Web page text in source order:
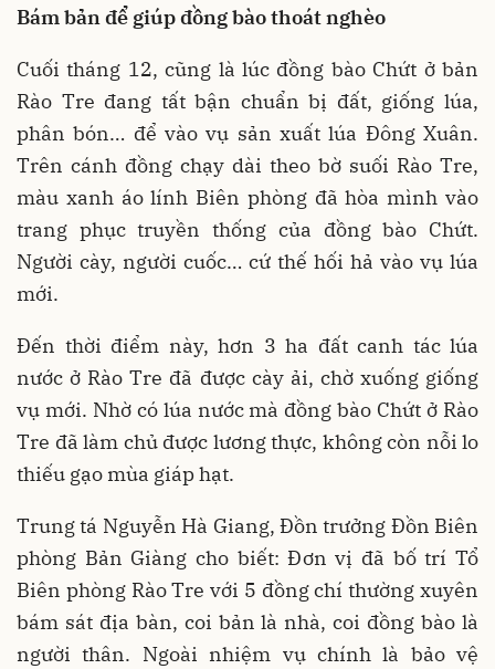
Bám bản để giúp đồng bào thoát nghèo
Cuối tháng 12, cũng là lúc đồng bào Chứt ở bản
Rào Tre đang tất bận chuẩn bị đất, giống lúa,
phân bón… để vào vụ sản xuất lúa Đông Xuân.
Trên cánh đồng chạy dài theo bờ suối Rào Tre,
màu xanh áo lính Biên phòng đã hòa mình vào
trang phục truyền thống của đồng bào Chứt.
Người cày, người cuốc… cứ thế hối hả vào vụ lúa
mới.
Đến thời điểm này, hơn 3 ha đất canh tác lúa
nước ở Rào Tre đã được cày ải, chờ xuống giống
vụ mới. Nhờ có lúa nước mà đồng bào Chứt ở Rào
Tre đã làm chủ được lương thực, không còn nỗi lo
thiếu gạo mùa giáp hạt.
Trung tá Nguyễn Hà Giang, Đồn trưởng Đồn Biên
phòng Bản Giàng cho biết: Đơn vị đã bố trí Tổ
Biên phòng Rào Tre với 5 đồng chí thường xuyên
bám sát địa bàn, coi bản là nhà, coi đồng bào là
người thân. Ngoài nhiệm vụ chính là bảo vệ